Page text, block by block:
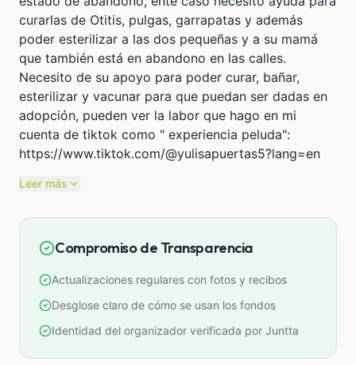
curarlas de Otitis, pulgas, garrapatas y además
poder esterilizar a las dos pequeñas y a su mamá
que también está en abandono en las calles.
Necesito de su apoyo para poder curar, bañar,
esterilizar y vacunar para que puedan ser dadas en
adopción, pueden ver la labor que hago en mi
cuenta de tiktok como " experiencia peluda":
https://www.tiktok.com/@yulisapuertas5?lang=en
Leer más
Compromiso de Transparencia
Actualizaciones regulares con fotos y recibos
Desglose claro de cómo se usan los fondos
Identidad del organizador verificada por Juntta